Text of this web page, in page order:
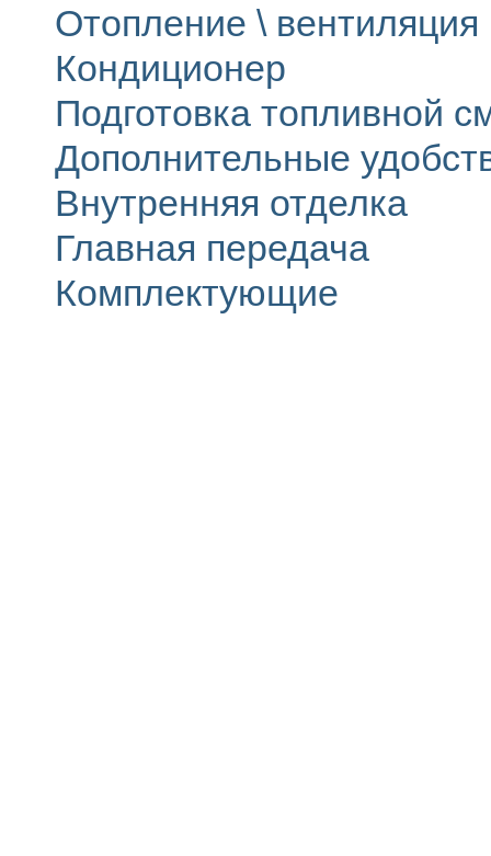
Отопление \ вентиляция
Кондиционер
Подготовка топливной
Дополнительные
Внутренняя отделка
Главная передача
Комплектующие